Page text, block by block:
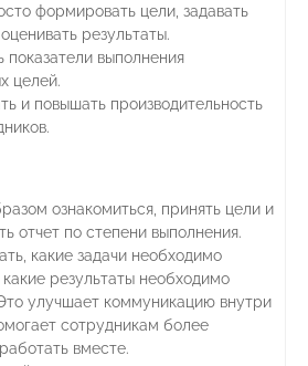
формировать цели, задавать
результаты.
показатели выполнения
целей.
и повышать производительность
ознакомиться, принять цели и
отчет по степени выполнения.
какие задачи необходимо
какие результаты необходимо
улучшает коммуникацию внутри
сотрудникам более
вместе.